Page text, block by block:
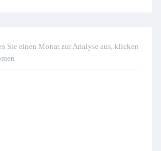
Sie einen Monat zur Analyse aus, klicken